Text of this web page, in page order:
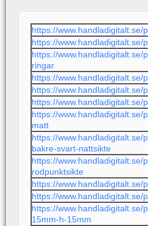
https://
https://
https://
ringar
https://
https://
https://
https://
matt
https://
bakre-svart-nattsikte
https://
rodpunktsikte
https://
https://
https://
15mm-h-15mm